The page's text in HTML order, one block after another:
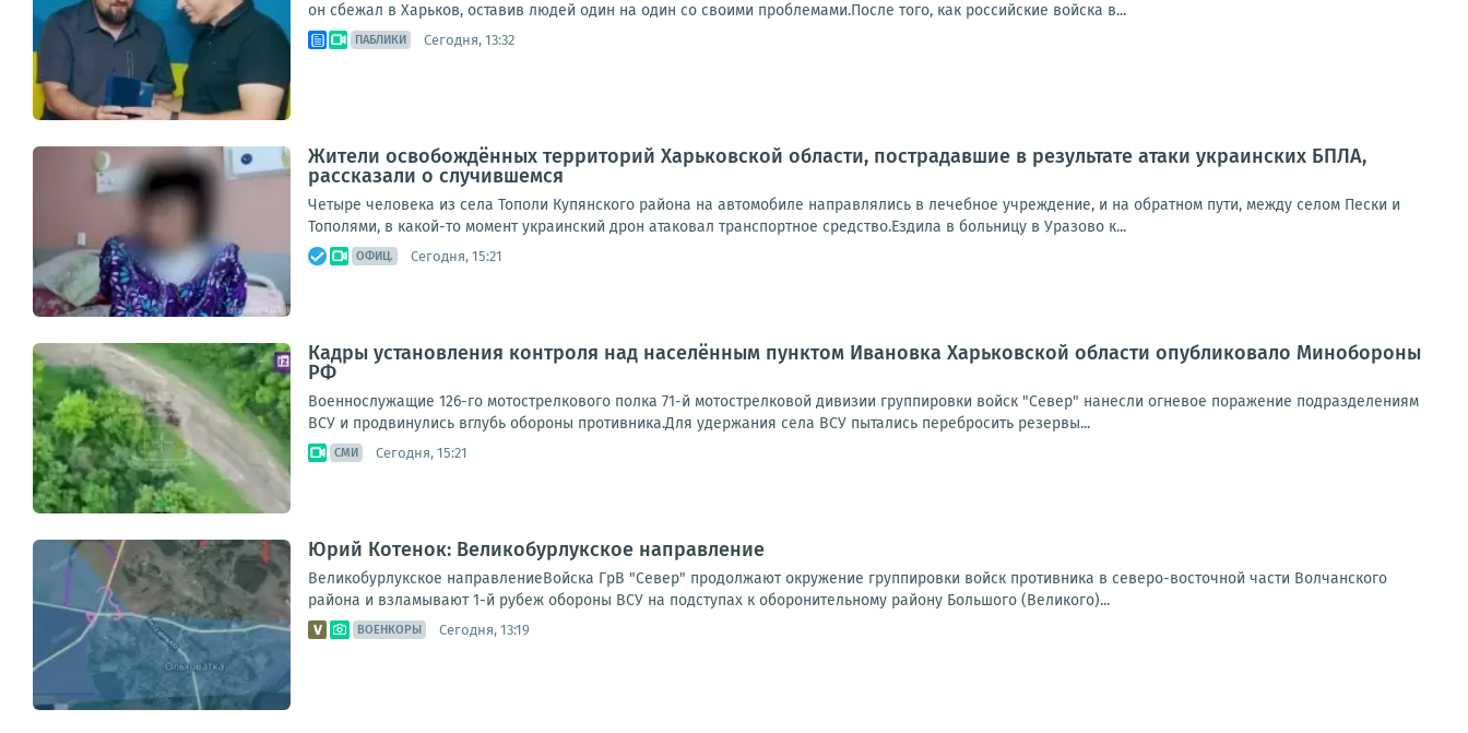
он сбежал в Харьков, оставив людей один на один со своими проблемами.После того, как российские войска в...
ПАБЛИКИ Сегодня, 13:32
Жители освобождённых территорий Харьковской области, пострадавшие в результате атаки украинских БПЛА,
рассказали о случившемся
Четыре человека из села Тополи Купянского района на автомобиле направлялись в лечебное учреждение, и на обратном пути, между селом Пески и
Тополями, в какой-то момент украинский дрон атаковал транспортное средство.Ездила в больницу в Уразово к...
ОФИЦ. Сегодня, 15:21
Кадры установления контроля над населённым пунктом Ивановка Харьковской области опубликовало Минобороны
РФ
Военнослужащие 126-го мотострелкового полка 71-й мотострелковой дивизии группировки войск "Север" нанесли огневое поражение подразделениям
ВСУ и продвинулись вглубь обороны противника.Для удержания села ВСУ пытались перебросить резервы...
СМИ Сегодня, 15:21
Юрий Котенок: Великобурлукское направление
Великобурлукское направлениеВойска ГрВ "Север" продолжают окружение группировки войск противника в северо-восточной части Волчанского
района и взламывают 1-й рубеж обороны ВСУ на подступах к оборонительному району Большого (Великого)...
ВОЕНКОРЫ Сегодня, 13:19